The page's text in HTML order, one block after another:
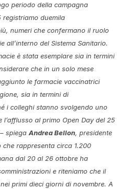
periodo della campagna
duemila
numeri che confermano il ruolo
all’interno del Sistema Sanitario.
è stata esemplare sia in termini
che in un solo mese
le farmacie vaccinatrici
sia in termini di
i colleghi stanno svolgendo uno
al primo Open Day del 25
spiega Andrea Bellon, presidente
che rappresenta circa 1.200
dal 20 al 26 ottobre ha
e riteniamo che il
primi dieci giorni di novembre. A